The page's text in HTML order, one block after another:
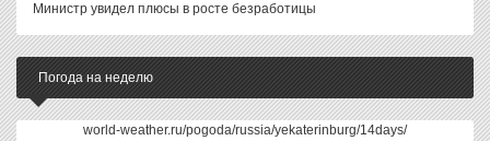
Министр увидел плюсы в росте безработицы
Погода на неделю
world-weather.ru/pogoda/russia/yekaterinburg/14days/